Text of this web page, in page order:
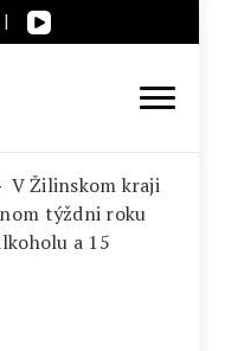
V Žilinskom kraji
týždni roku
a 15